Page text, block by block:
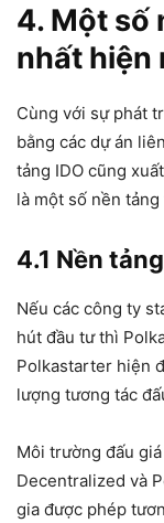
4. Một số
nhất hiện
Cùng với sự phát
bằng các dự án
tảng IDO cũng
là một số nền
4.1 Nền
Nếu các công ty
hút đầu tư thì
Polkastarter hiện
lượng tương tác
Môi trường đấu
Decentralized và
gia được phép